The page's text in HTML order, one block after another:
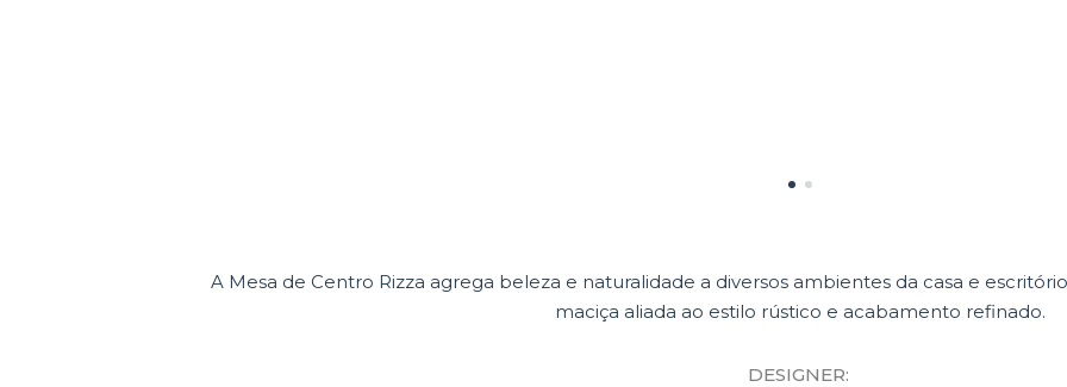
A Mesa de Centro Rizza agrega beleza e naturalidade a diversos ambientes da casa e
maciça aliada ao estilo rústico e acabamento refinado.
DESIGNER: